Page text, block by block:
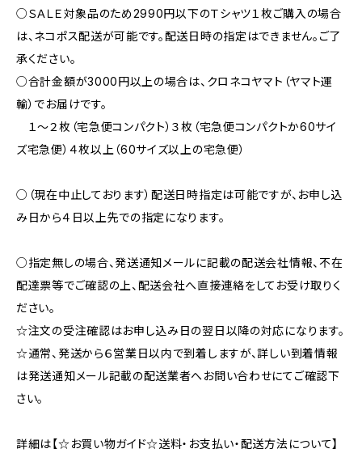
○ＳＡＬＥ対象品のため2990円以下のＴシャツ１枚ご購入の場合
は、ネコポス配送が可能です。配送日時の指定はできません。ご了
承ください。
○合計金額が3000円以上の場合は、クロネコヤマト（ヤマト運
輸）でお届けです。
１〜２枚（宅急便コンパクト）３枚（宅急便コンパクトか60サイ
ズ宅急便）４枚以上（60サイズ以上の宅急便）
○（現在中止しております）配送日時指定は可能ですが、お申し込
み日から４日以上先での指定になります。
○指定無しの場合、発送通知メールに記載の配送会社情報、不在
配達票等でご確認の上、配送会社へ直接連絡をしてお受け取りく
ださい。
☆注文の受注確認はお申し込み日の翌日以降の対応になります。
☆通常、発送から６営業日以内で到着しますが、詳しい到着情報
は発送通知メール記載の配送業者へお問い合わせにてご確認下
さい。
詳細は【☆お買い物ガイド☆送料・お支払い・配送方法について】